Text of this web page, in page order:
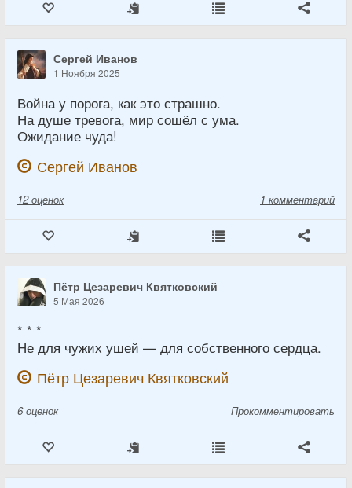
Сергей Иванов
1 Ноября 2025
Война у порога, как это страшно.
На душе тревога, мир сошёл с ума.
Ожидание чуда!
Сергей Иванов
12 оценок 1 комментарий
Пётр Цезаревич Квятковский
5 Мая 2026
* * *
Не для чужих ушей — для собственного сердца.
Пётр Цезаревич Квятковский
6 оценок Прокомментировать